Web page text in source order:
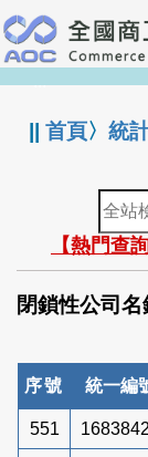
跳
到
主
要
:::
||首頁〉統
全
站
檢
索
【熱門查
閉鎖性公司名
序號 統一編
551